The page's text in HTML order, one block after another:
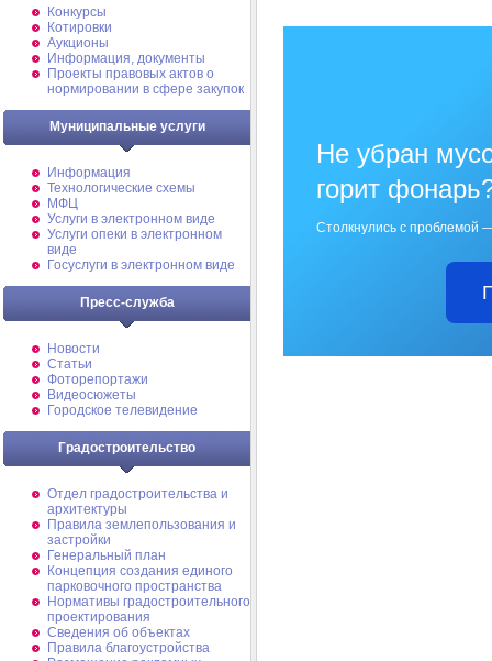
Конкурсы
Котировки
Аукционы
Информация, документы
Проекты правовых актов о
нормировании в сфере закупок
Муниципальные услуги
Информация
Технологические схемы
МФЦ
Услуги в электронном виде
Услуги опеки в электронном
виде
Госуслуги в электронном виде
Пресс-служба
Новости
Статьи
Фоторепортажи
Видеосюжеты
Городское телевидение
Градостроительство
Отдел градостроительства и
архитектуры
Правила землепользования и
застройки
Генеральный план
Концепция создания единого
парковочного пространства
Нормативы градостроительного
проектирования
Сведения об объектах
Правила благоустройства
Не убран
горит
Столкнулись с проблемой